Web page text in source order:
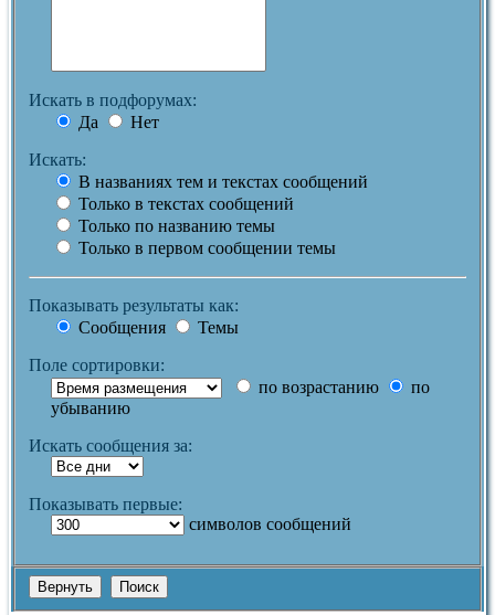
Искать в подфорумах:
Да
Нет
Искать:
В названиях тем и текстах сообщений
Только в текстах сообщений
Только по названию темы
Только в первом сообщении темы
Показывать результаты как:
Сообщения
Темы
Поле сортировки:
по возрастанию
по
убыванию
Искать сообщения за:
Показывать первые:
символов сообщений